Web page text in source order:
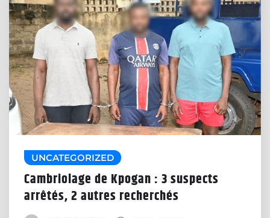
UNCATEGORIZED
Cambriolage de Kpogan : 3 suspects
arrêtés, 2 autres recherchés